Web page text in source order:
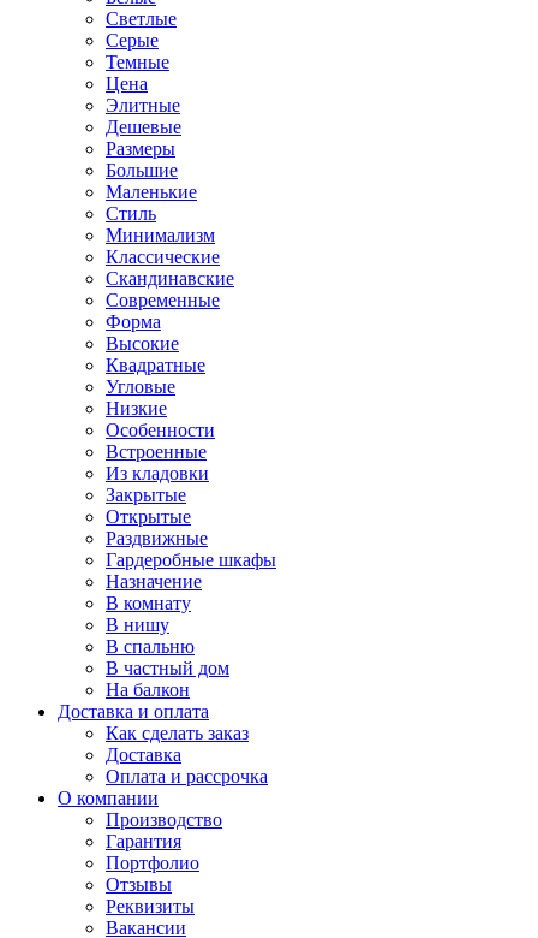
Светлые
Серые
Темные
Цена
Элитные
Дешевые
Размеры
Большие
Маленькие
Стиль
Минимализм
Классические
Скандинавские
Современные
Форма
Высокие
Квадратные
Угловые
Низкие
Особенности
Встроенные
Из кладовки
Закрытые
Открытые
Раздвижные
Гардеробные шкафы
Назначение
В комнату
В нишу
В спальню
В частный дом
На балкон
Доставка и оплата
Как сделать заказ
Доставка
Оплата и рассрочка
О компании
Производство
Гарантия
Портфолио
Отзывы
Реквизиты
Вакансии